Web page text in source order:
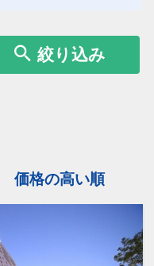
絞り込み
価格の高い順